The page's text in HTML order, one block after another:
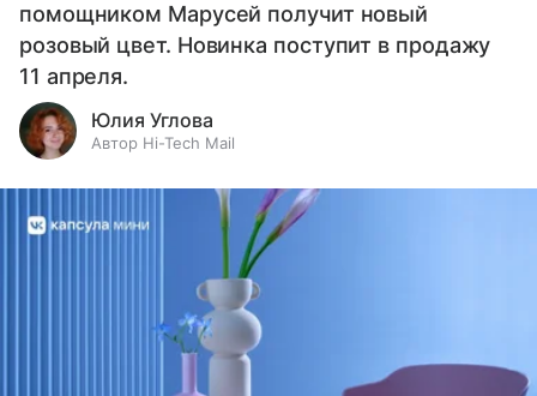
помощником Марусей получит новый
розовый цвет. Новинка поступит в продажу
11 апреля.
Юлия Углова
Автор Hi-Tech Mail